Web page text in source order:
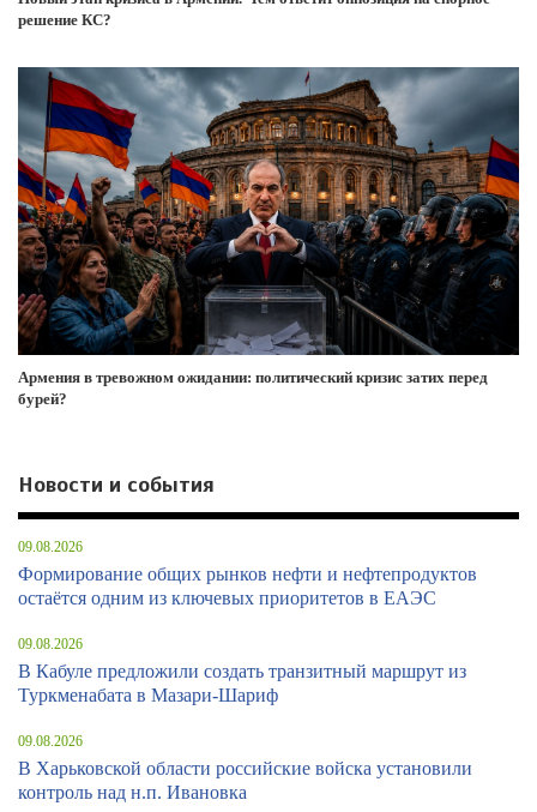
решение КС?
Армения в тревожном ожидании: политический кризис затих перед
бурей?
Новости и события
09.08.2026
Формирование общих рынков нефти и нефтепродуктов
остаётся одним из ключевых приоритетов в ЕАЭС
09.08.2026
В Кабуле предложили создать транзитный маршрут из
Туркменабата в Мазари-Шариф
09.08.2026
В Харьковской области российские войска установили
контроль над н.п. Ивановка